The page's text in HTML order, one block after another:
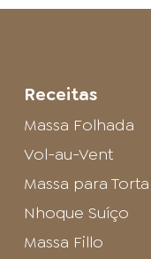
Receitas
Massa Folhada
Vol-au-Vent
Massa para Torta
Nhoque Suíço
Massa Fillo